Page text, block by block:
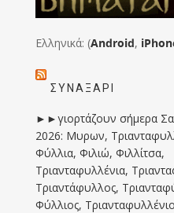
Ελληνικά: (Android,
ΣΥΝΑΞΆΡΙ
►►γιορτάζουν σήμερα
2026: Μυρων,
Φύλλια, Φιλιώ, Φιλλίτσα,
Τριανταφυλλένια,
Τριαντάφυλλος,
Φύλλιος,